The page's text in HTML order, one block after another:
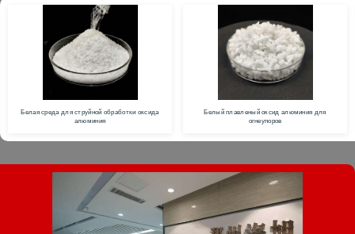
Белая среда для струйной обработки оксида
алюминия
Белый плавленый оксид алюминия для
огнеупоров